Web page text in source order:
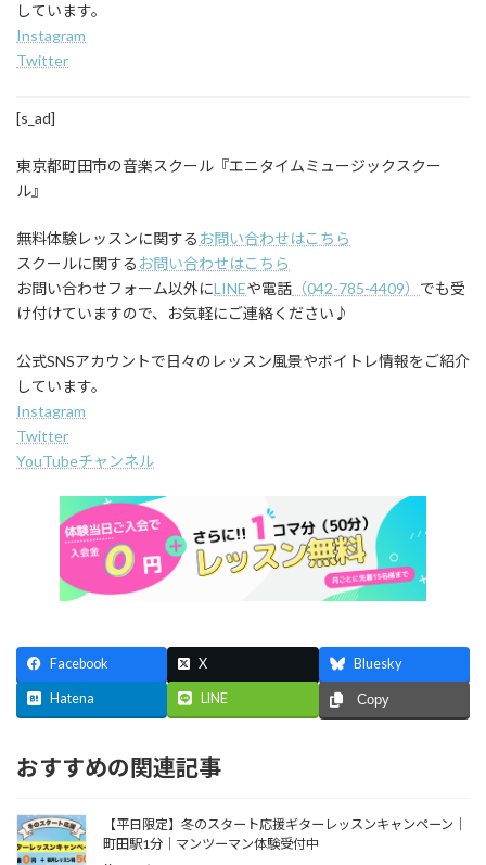
しています。
Instagram
Twitter
[s_ad]
東京都町田市の音楽スクール『エニタイムミュージックスクー
ル』
無料体験レッスンに関する お問い合わせはこちら
スクールに関する お問い合わせはこちら
お問い合わせフォーム以外にLINEや電話 （042-785-4409） でも受
け付けていますので、お気軽にご連絡ください♪
公式SNSアカウントで日々のレッスン風景やボイトレ情報をご紹介
しています。
Instagram
Twitter
YouTubeチャンネル
Facebook X Bluesky
Hatena LINE Copy
おすすめの関連記事
【平日限定】冬のスタート応援ギターレッスンキャンペーン｜
町田駅1分｜マンツーマン体験受付中